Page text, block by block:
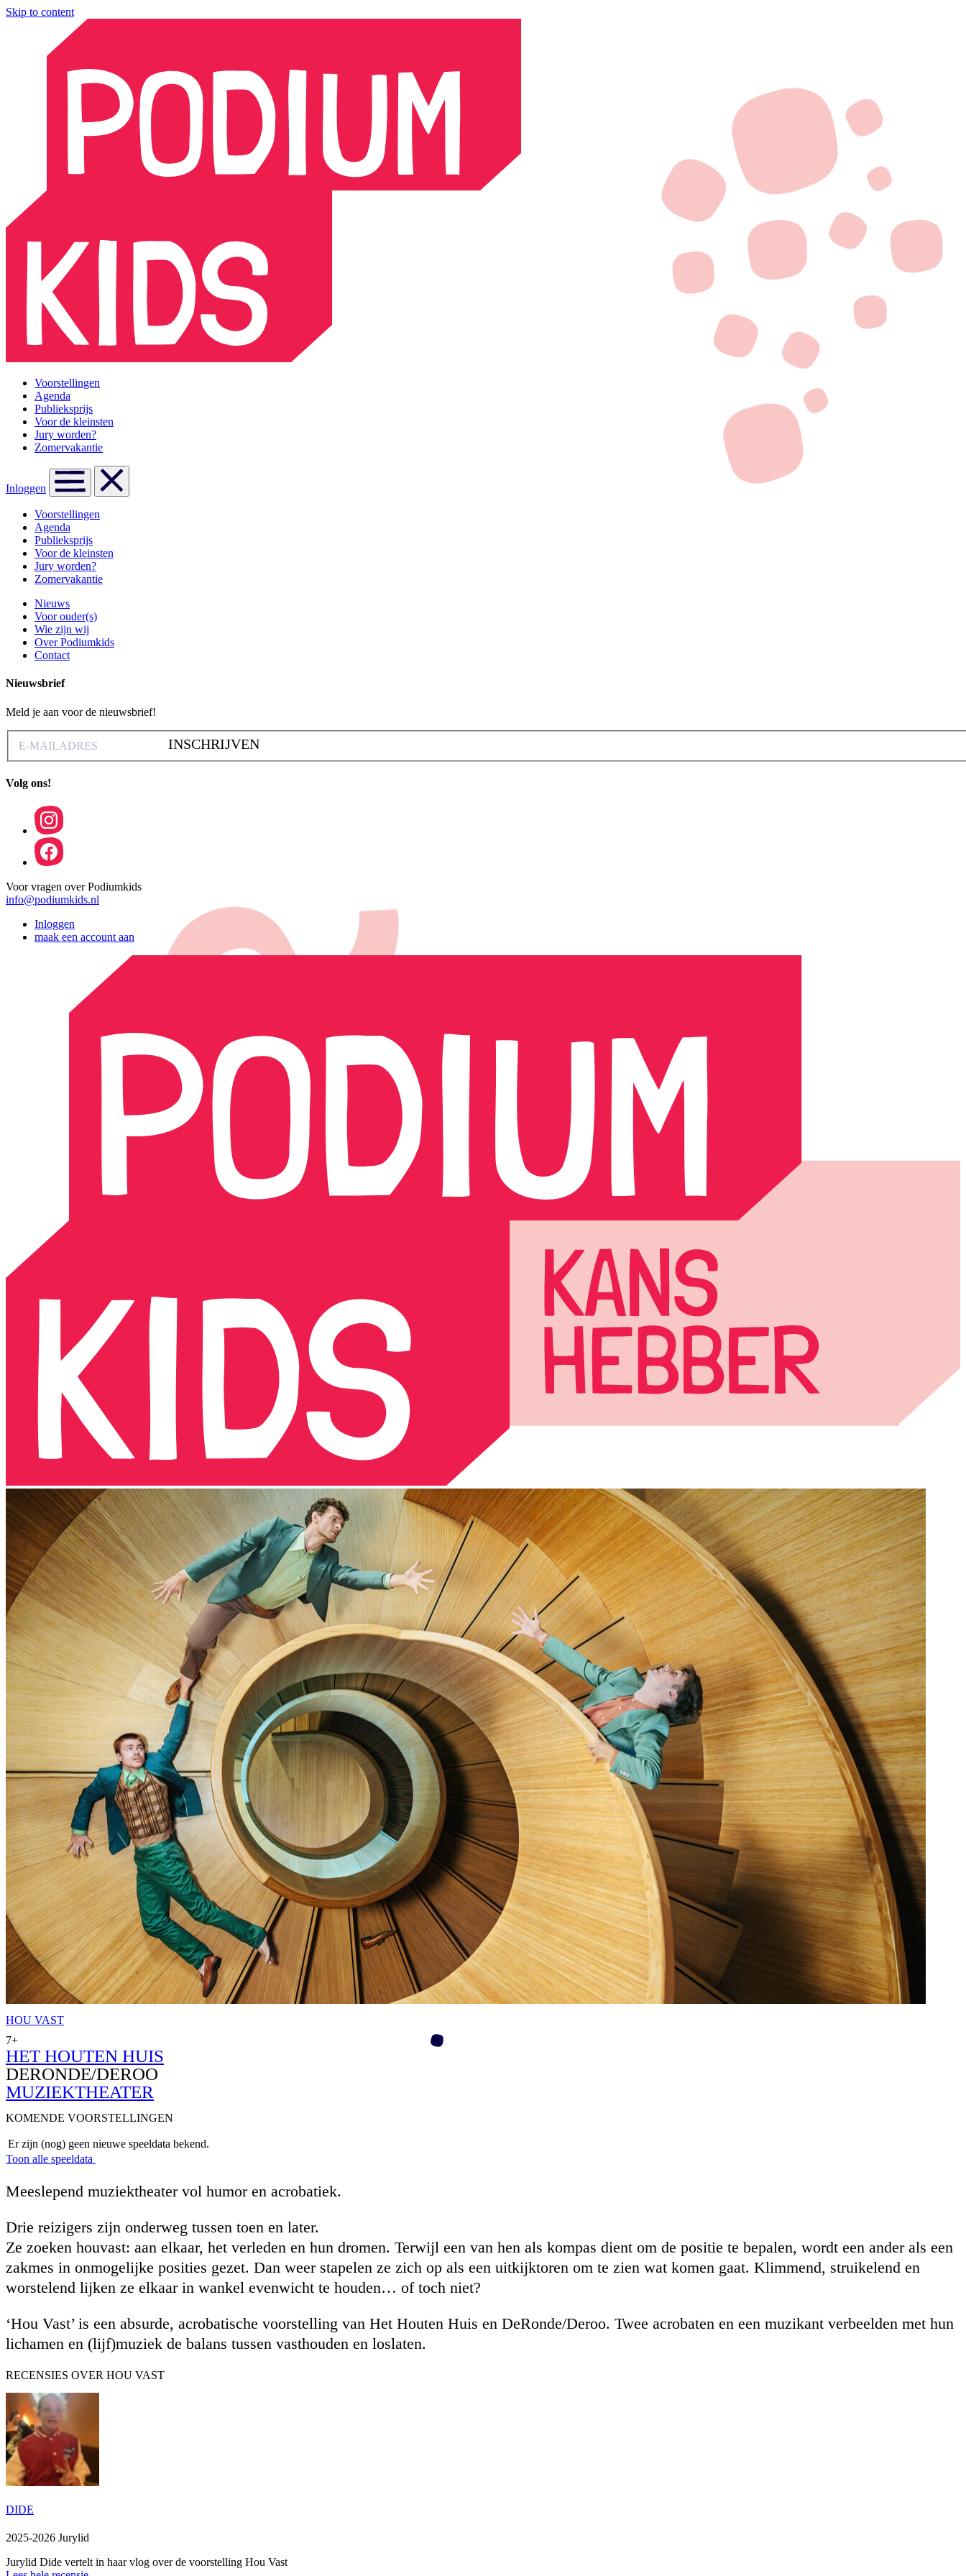
Skip to content
Voorstellingen
Agenda
Publieksprijs
Voor de kleinsten
Jury worden?
Zomervakantie
Inloggen
Voorstellingen
Agenda
Publieksprijs
Voor de kleinsten
Jury worden?
Zomervakantie
Nieuws
Voor ouder(s)
Wie zijn wij
Over Podiumkids
Contact
Nieuwsbrief
Meld je aan voor de nieuwsbrief!
INSCHRIJVEN
Volg ons!
Voor vragen over Podiumkids
info@podiumkids.nl
Inloggen
maak een account aan
HOU VAST
7+
HET HOUTEN HUIS
DERONDE/DEROO
MUZIEKTHEATER
KOMENDE VOORSTELLINGEN
Er zijn (nog) geen nieuwe speeldata bekend.
Toon alle speeldata
Meeslepend muziektheater vol humor en acrobatiek.
Drie reizigers zijn onderweg tussen toen en later.
Ze zoeken houvast: aan elkaar, het verleden en hun dromen. Terwijl een van hen als kompas dient om de positie te bepalen, wordt een ander als een
zakmes in onmogelijke posities gezet. Dan weer stapelen ze zich op als een uitkijktoren om te zien wat komen gaat. Klimmend, struikelend en
worstelend lijken ze elkaar in wankel evenwicht te houden… of toch niet?
‘Hou Vast’ is een absurde, acrobatische voorstelling van Het Houten Huis en DeRonde/Deroo. Twee acrobaten en een muzikant verbeelden met hun
lichamen en (lijf)muziek de balans tussen vasthouden en loslaten.
RECENSIES OVER HOU VAST
DIDE
2025-2026 Jurylid
Jurylid Dide vertelt in haar vlog over de voorstelling Hou Vast